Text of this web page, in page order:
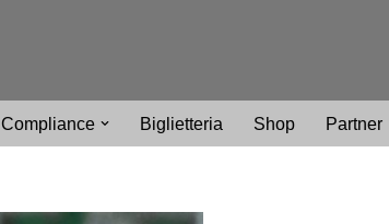
Compliance Biglietteria Shop Partner